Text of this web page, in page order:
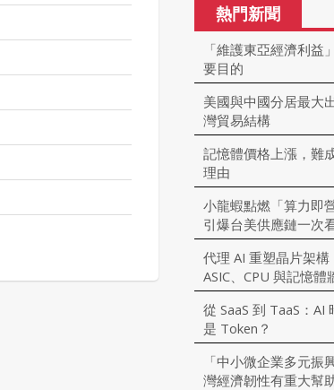
熱門新聞
「維護東亞經濟利
要目的
美國與中國分居最大
灣貿易結構
記憶體價格上漲，難
理由
小龍蝦點燃「算力即
引爆台美供應鏈一次
代理 AI 重塑晶片架構
ASIC、CPU 與記憶體
從 SaaS 到 TaaS：
是 Token？
「中小微企業多元
灣經濟韌性有重大幫